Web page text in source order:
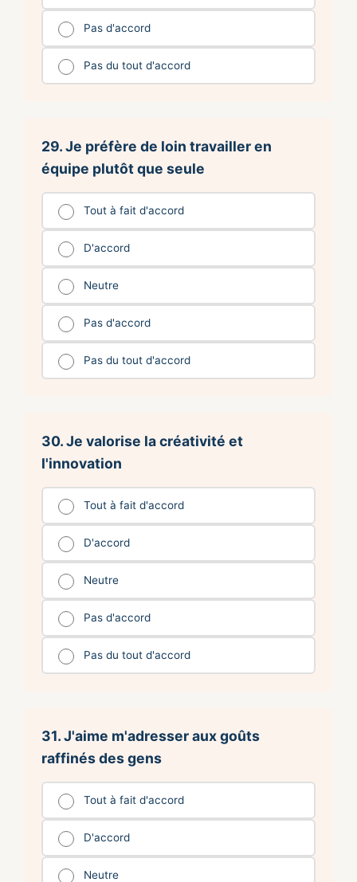
Pas d'accord
Pas du tout d'accord
29. Je préfère de loin travailler en
équipe plutôt que seule
Tout à fait d'accord
D'accord
Neutre
Pas d'accord
Pas du tout d'accord
30. Je valorise la créativité et
l'innovation
Tout à fait d'accord
D'accord
Neutre
Pas d'accord
Pas du tout d'accord
31. J'aime m'adresser aux goûts
raffinés des gens
Tout à fait d'accord
D'accord
Neutre